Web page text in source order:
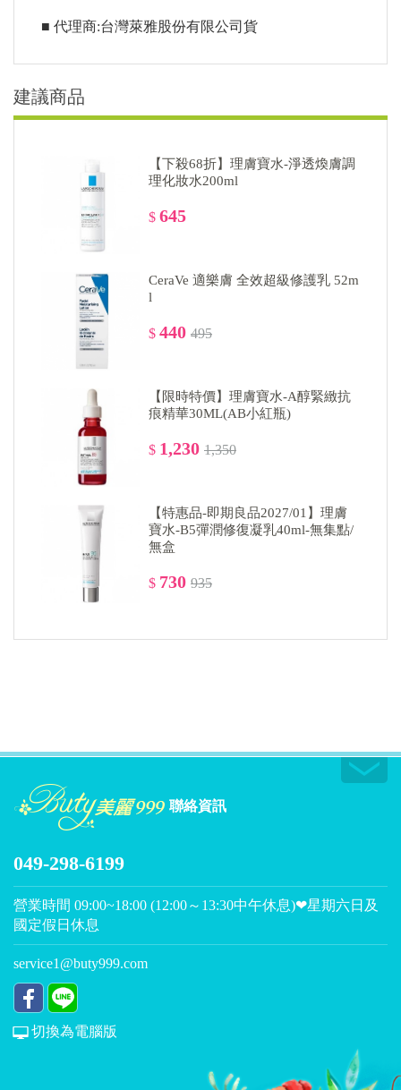
■ 代理商:台灣萊雅股份有限公司貨
建議商品
【下殺68折】理膚寶水-淨透煥膚調
理化妝水200ml
$ 645
CeraVe 適樂膚 全效超級修護乳 52m
l
$ 440 495
【限時特價】理膚寶水-A醇緊緻抗
痕精華30ML(AB小紅瓶)
$ 1,230 1,350
【特惠品-即期良品2027/01】理膚
寶水-B5彈潤修復凝乳40ml-無集點/
無盒
$ 730 935
聯絡資訊
049-298-6199
營業時間 09:00~18:00 (12:00～13:30中午休息)❤星期六日及
國定假日休息
service1@buty999.com
切換為電腦版